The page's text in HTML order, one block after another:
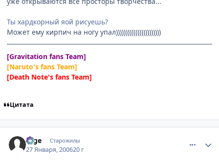
Ты хардкорный яой рисуешь?
Может ему кирпич на ногу упал)))))))))))))))))))))))
[Gravitation fans Team]
[Naruto's fans Team]
[Death Note's fans Team]
Цитата
sage Старожилы
27 Января, 200620 г